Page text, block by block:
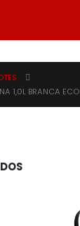
1,0L BRANCA ECO